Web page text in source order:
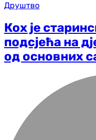
Друштво
Кох је
подсјећа на
од основних